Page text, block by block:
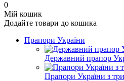
0
Мій кошик
Додайте товари до кошика
Прапори України
Державний прапор
Прапори України з